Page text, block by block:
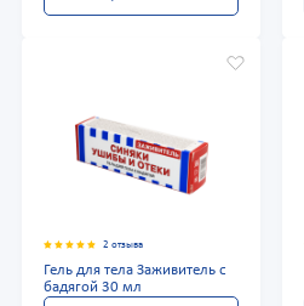
2 отзыва
Гель для тела Заживитель с
бадягой 30 мл